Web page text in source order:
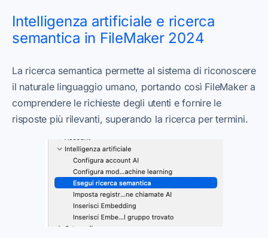
Intelligenza artificiale e ricerca
semantica in FileMaker 2024
La ricerca semantica permette al sistema di riconoscere
il naturale linguaggio umano, portando così FileMaker a
comprendere le richieste degli utenti e fornire le
risposte più rilevanti, superando la ricerca per termini.